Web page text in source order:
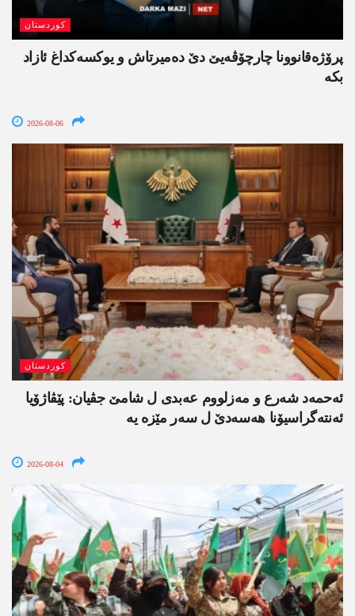
کوردستان
پرۆژەقانوونا چارچۆڤەیێ دێ دەمیرتاش و یوکسەکداغ ئازاد
بکە
2026-08-06
کوردستان
ئەحمەد شەرع و مەزلووم عەبدی ل شامێ جڤیان: پێڤاژۆیا
ئەنتەگراسیۆنا ھەسەدێ ل سەر مێزە یە
2026-08-04